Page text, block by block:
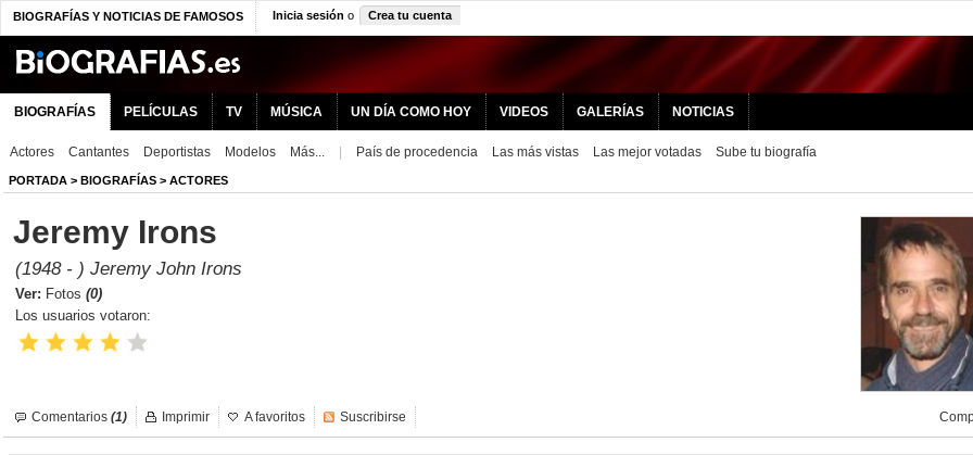
BIOGRAFÍAS Y NOTICIAS DE FAMOSOS Inicia sesión o Crea tu cuenta
BIOGRAFÍAS PELÍCULAS TV MÚSICA UN DÍA COMO HOY VIDEOS GALERÍAS NOTICIAS
Actores Cantantes Deportistas Modelos Más... País de procedencia Las más vistas Las mejor votadas Sube tu biografía
PORTADA > BIOGRAFÍAS > ACTORES
Jeremy Irons
(1948 - ) Jeremy John Irons
Ver: Fotos (0)
Los usuarios votaron:
Comentarios (1) Imprimir A favoritos Suscribirse